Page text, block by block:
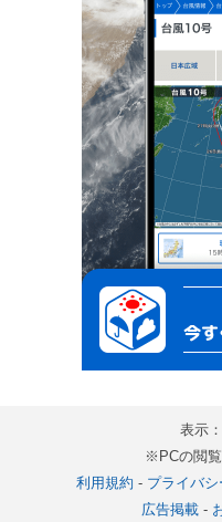
表示：
※PCの閲
利用規約 - プライバ
広告掲載-